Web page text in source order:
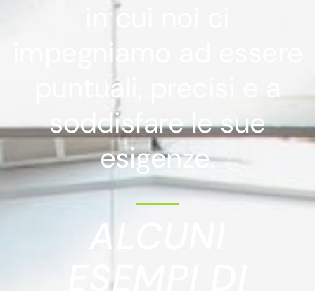
in cui noi ci
impegniamo ad essere
puntuali, precisi e a
soddisfare le sue
esigenze.
ALCUNI
ESEMPI DI